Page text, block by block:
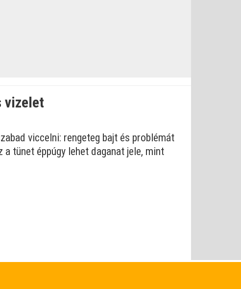
vizelet
viccelni: rengeteg bajt és problémát
tünet éppúgy lehet daganat jele, mint